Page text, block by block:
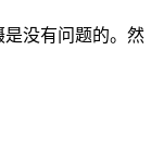
没有问题的。然